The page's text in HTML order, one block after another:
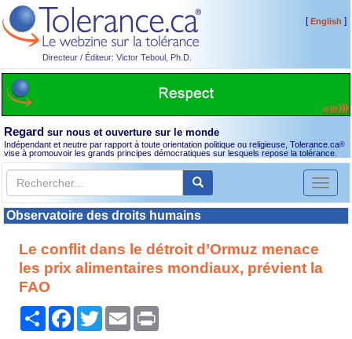
Directeur / Éditeur: Victor Teboul, Ph.D.
[English ]
Regard sur nous et ouverture sur le monde
Indépendant et neutre par rapport à toute orientation politique ou religieuse, Tolerance.ca®
vise à promouvoir les grands principes démocratiques sur lesquels repose la tolérance.
Toggle
Observatoire des droits humains
Le conflit dans le détroit d’Ormuz menace
les prix alimentaires mondiaux, prévient la
FAO
PartagerFacebook
TwitterEmail